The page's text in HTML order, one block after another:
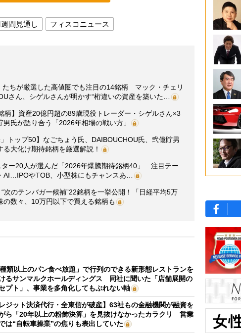
間見通し フィスコニュース
ちが厳選した高値圏でも注目の14銘柄 マック・チェリ
さん、シゲルさんが明かす“桁違いの資産を築いた…
柄】資産20億円超の89歳現役トレーダー・シゲルさん×3
氏が語り合う「2026年相場の戦い方」
トップ50】なごちょう氏、DAIBOUCHOU氏、弐億貯男
大化け期待銘柄を厳選解説！
ー20人が選んだ「2026年爆騰期待銘柄40」 注目テー
AI…IPOやTOB、小型株にもチャンスあ…
次のテンバガー候補”22銘柄を一挙公開！「日経平均5万
数々、10万円以下で買える銘柄も
類以上のパン食べ放題」で行列のできる新形態レストランを
るサンマルクホールディングス 同社に聞いた「店舗展開の
プト」、事業を多角化してもぶれない軸
ジット決済代行・全東信が破産】63社もの金融機関が融資を
ら「20年以上の粉飾決算」を見抜けなかったカラクリ 営業
は“自転車操業”の焦りも表出していた